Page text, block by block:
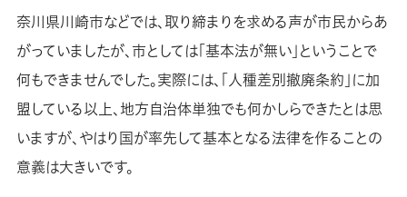
奈川県川崎市などでは、取り締まりを求める声が市民からあ
がっていましたが、市としては「基本法が無い」ということで
何もできませんでした。実際には、「人種差別撤廃条約」に加
盟している以上、地方自治体単独でも何かしらできたとは思
いますが、やはり国が率先して基本となる法律を作ることの
意義は大きいです。